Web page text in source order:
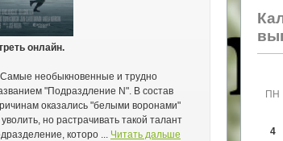
онлайн.
необыкновенные и трудно
"Подраздление N". В состав
оказались "белыми воронами"
но растрачивать такой талант
которо
Читать дальше
ПН
4